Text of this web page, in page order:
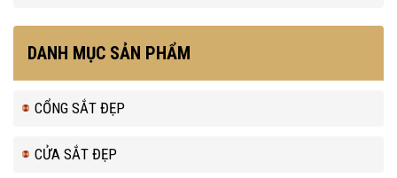
DANH MỤC SẢN PHẨM
CỔNG SẮT ĐẸP
CỬA SẮT ĐẸP